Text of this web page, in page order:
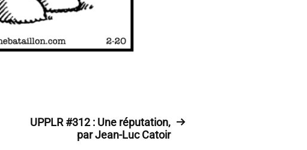
UPPLR #312 : Une réputation,
par Jean-Luc Catoir